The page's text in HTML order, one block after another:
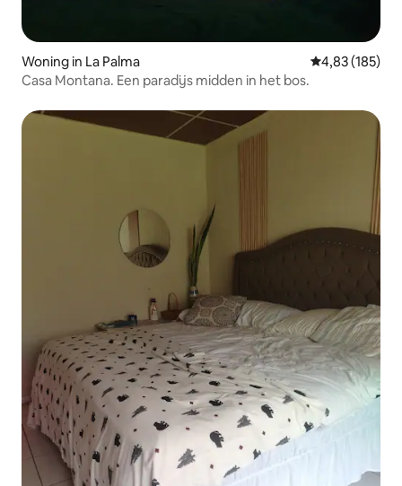
Woning in La Palma Gemiddelde
4,83 (185)
Casa Montana. Een paradijs midden in het bos.